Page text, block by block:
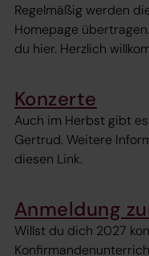
Regelmäßig werden
Homepage
du hier. Herzlich
Konzerte
Auch im Herbst gibt
Gertrud. Weitere
diesen Link.
Anmeldung
Willst du dich 2027